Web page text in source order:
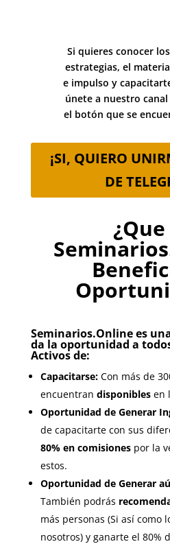
Si quieres conocer
estrategias, el
e impulso y
únete a nuestro
el botón que se
¡SI, QUIERO
DE
Seminarios.Online es
da la oportunidad a
Activos de:
Capacitarse:Con más de
encuentran disponiblesen
Oportunidad de Generar
de capacitarte con sus
80% en comisionespor la
estos.
Oportunidad de Generar
También podrás
más personas (Si así como
nosotros) y ganarte el 80%